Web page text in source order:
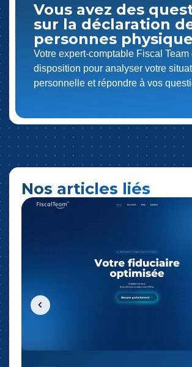
Vous avez des
sur la déclaration
personnes
Votre expert-comptable Fiscal Team
disposition pour analyser votre
personnelle et répondre à vos
Nos articles liés